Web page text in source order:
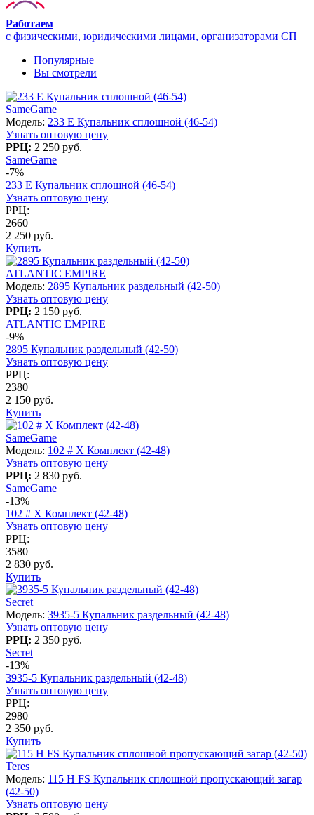
Работаем
с физическими, юридическими лицами, организаторами СП
Популярные
Вы смотрели
SameGame
Модель: 233 E Купальник сплошной (46-54)
Узнать оптовую цену
РРЦ: 2 250 руб.
SameGame
-7%
233 E Купальник сплошной (46-54)
Узнать оптовую цену
РРЦ:
2660
2 250 руб.
Купить
ATLANTIC EMPIRE
Модель: 2895 Купальник раздельный (42-50)
Узнать оптовую цену
РРЦ: 2 150 руб.
ATLANTIC EMPIRE
-9%
2895 Купальник раздельный (42-50)
Узнать оптовую цену
РРЦ:
2380
2 150 руб.
Купить
SameGame
Модель: 102 # X Комплект (42-48)
Узнать оптовую цену
РРЦ: 2 830 руб.
SameGame
-13%
102 # X Комплект (42-48)
Узнать оптовую цену
РРЦ:
3580
2 830 руб.
Купить
Secret
Модель: 3935-5 Купальник раздельный (42-48)
Узнать оптовую цену
РРЦ: 2 350 руб.
Secret
-13%
3935-5 Купальник раздельный (42-48)
Узнать оптовую цену
РРЦ:
2980
2 350 руб.
Купить
Teres
Модель: 115 H FS Купальник сплошной пропускающий загар
(42-50)
Узнать оптовую цену